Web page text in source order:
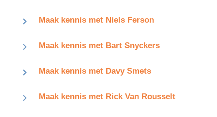
Maak kennis met Niels Ferson
Maak kennis met Bart Snyckers
Maak kennis met Davy Smets
Maak kennis met Rick Van Rousselt